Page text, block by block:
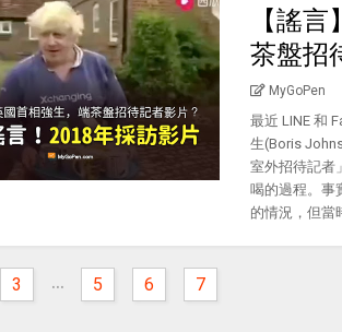
【謠
茶盤招
MyGoPen
最近 LINE 和
生(Boris
室外招待記者
喝的過程。事
的情況，但當
3 ... 5 6 7